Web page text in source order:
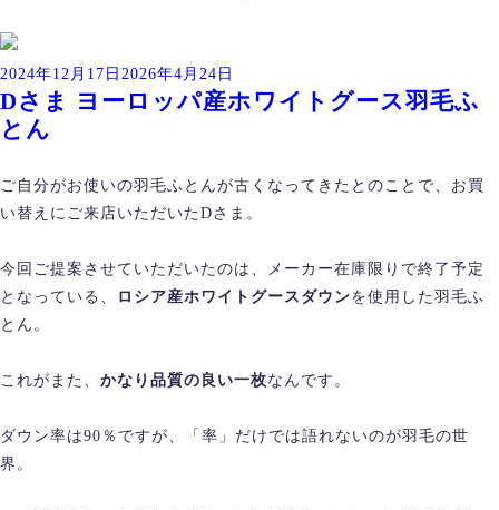
投
稿
日:
2024年12月17日 2026年4月24日
Dさま ヨーロッパ産ホワイトグース羽毛ふ
とん
ご自分がお使いの羽毛ふとんが古くなってきたとのことで、お買
い替えにご来店いただいたDさま。
今回ご提案させていただいたのは、メーカー在庫限りで終了予定
となっている、
ロシア産ホワイトグースダウンを使用した羽毛ふ
とん。
これがまた、 かなり品質の良い一枚なんです。
ダウン率は90％ですが、「率」だけでは語れないのが羽毛の世
界。